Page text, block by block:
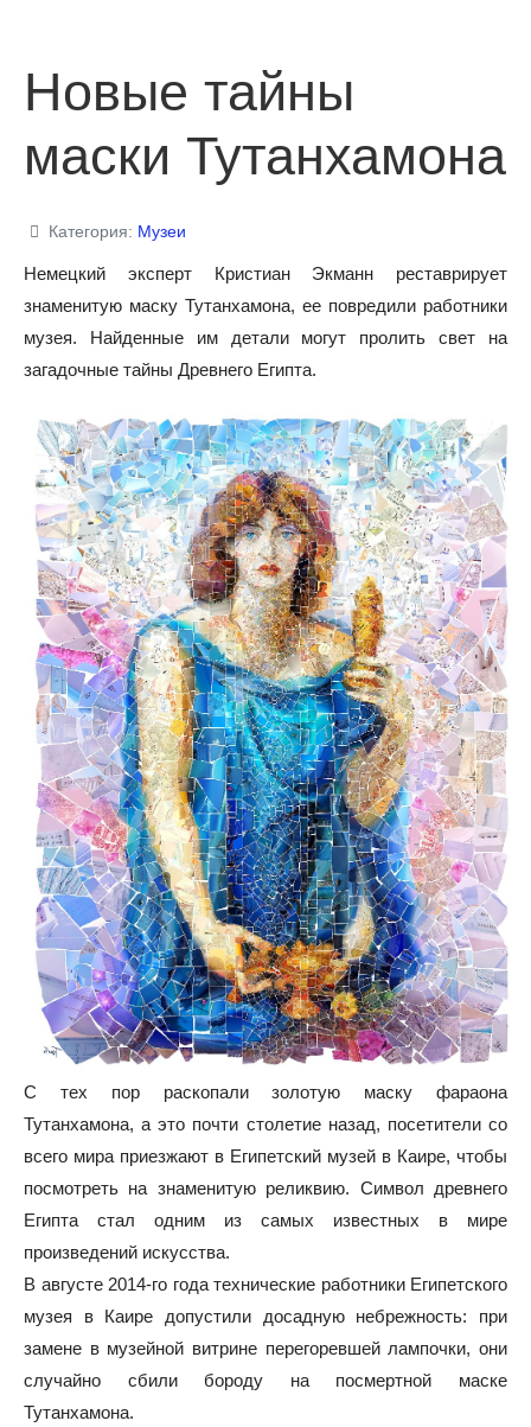
Новые тайны
маски Тутанхамона
Категория: Музеи
Немецкий эксперт Кристиан Экманн реставрирует
знаменитую маску Тутанхамона, ее повредили работники
музея. Найденные им детали могут пролить свет на
загадочные тайны Древнего Египта.
С тех пор раскопали золотую маску фараона
Тутанхамона, а это почти столетие назад, посетители со
всего мира приезжают в Египетский музей в Каире, чтобы
посмотреть на знаменитую реликвию. Символ древнего
Египта стал одним из самых известных в мире
произведений искусства.
В августе 2014-го года технические работники Египетского
музея в Каире допустили досадную небрежность: при
замене в музейной витрине перегоревшей лампочки, они
случайно сбили бороду на посмертной маске
Тутанхамона.